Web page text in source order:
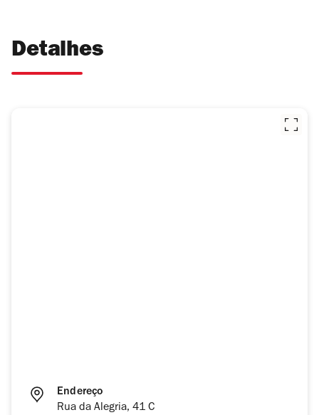
Detalhes
Endereço
Rua da Alegria, 41 C